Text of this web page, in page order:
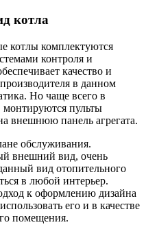
котла
котлы комплектуются
контроля и
качество и
в данном
Но чаще всего в
пульты
внешнюю панель агрегата.
обслуживания.
внешний вид, очень
вид отопительного
в любой интерьер.
к оформлению дизайна
его и в качестве
помещения.